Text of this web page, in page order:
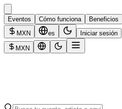
Eventos Cómo funciona
Beneficios
MXN
es Iniciar sesión
MXN